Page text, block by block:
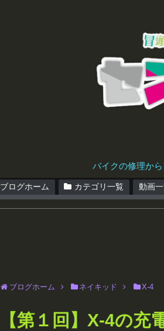
バイクの修理か
ブログホーム カテゴリ一覧 動画
ブログホーム ネイキッド X-4
【第１回】X-4の充